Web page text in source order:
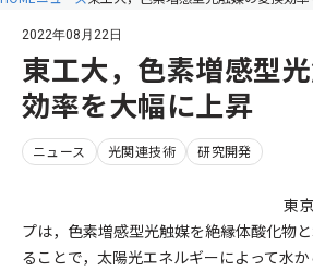
2022年08月22日
東工大，色素増感型
効率を大幅に上昇
ニュース 光関連技術 研究開発
東
プは，色素増感型光触媒を絶縁体酸化物
ることで，太陽光エネルギーによって水